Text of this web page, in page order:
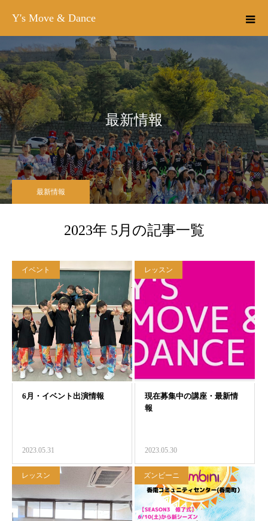
Y's Move & Dance
最新情報
最新情報
2023年 5月の記事一覧
イベント
2023.05.31
レッスン
2023.05.30
レッスン ズンビーニ